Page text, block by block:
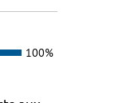
100%